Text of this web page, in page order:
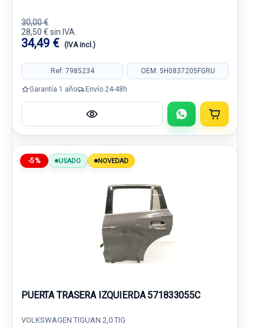
30,00 €
28,50 € sin IVA.
34,49 € (IVA incl.)
Ref: 7985234 OEM: 5H0837205FGRU
Garantía 1 año Envío 24-48h
-5% USADO NOVEDAD
PUERTA TRASERA IZQUIERDA 571833055C
VOLKSWAGEN TIGUAN 2,0 TIG